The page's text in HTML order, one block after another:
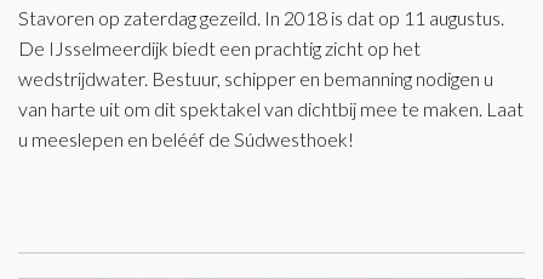
Stavoren op zaterdag gezeild. In 2018 is dat op 11 augustus.
De IJsselmeerdijk biedt een prachtig zicht op het
wedstrijdwater. Bestuur, schipper en bemanning nodigen u
van harte uit om dit spektakel van dichtbij mee te maken. Laat
u meeslepen en belééf de Súdwesthoek!